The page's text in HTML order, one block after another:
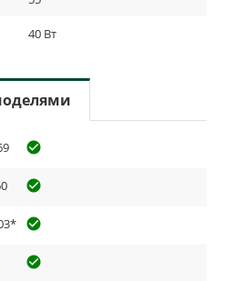
40 Вт
check_circle_outline
check_circle_outline
check_circle_outline
check_circle_outline